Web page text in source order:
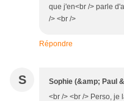
que j'en<br /> parle
/> <br />
Répondre
S Sophie (&amp; Paul
<br /> <br /> Perso, je